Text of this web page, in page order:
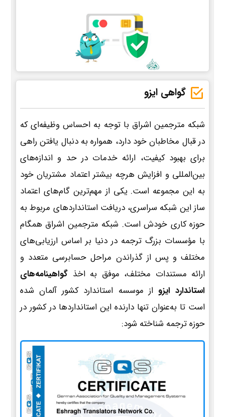
گواهی ایزو
شبکه مترجمین اشراق با توجه به احساس وظیفه‌ای که
در قبال مخاطبان خود دارد، همواره به دنبال یافتن راهی
برای بهبود کیفیت، ارائه خدمات در حد و اندازه‌های
بین‌المللی و افزایش هرچه بیشتر اعتماد مشتریان خود
به این مجموعه است. یکی از مهم‌ترین گام‌های اعتماد
ساز این شبکه سراسری، دریافت استانداردهای مربوط به
حوزه کاری خودش است. شبکه مترجمین اشراق همگام
با مؤسسات بزرگ ترجمه در دنیا بر اساس ارزیابی‌های
مختلف و پس از گذراندن مراحل حسابرسی متعدد و
ارائه مستندات مختلف، موفق به اخذ گواهینامه‌های
استاندارد ایزو از موسسه استاندارد کشور آلمان شده
است تا به‌عنوان تنها دارنده این استانداردها در کشور در
حوزه ترجمه شناخته شود: